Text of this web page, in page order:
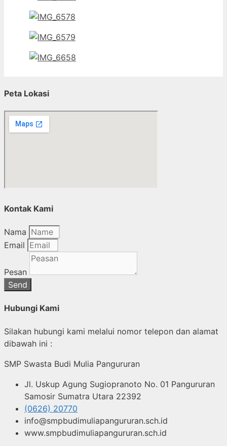
Peta Lokasi
Kontak Kami
Nama
Email
Pesan
Send
Hubungi Kami
Silakan hubungi kami melalui nomor telepon dan alamat
dibawah ini :
SMP Swasta Budi Mulia Pangururan
Jl. Uskup Agung Sugiopranoto No. 01 Pangururan
Samosir Sumatra Utara 22392
(0626) 20770
info@smpbudimuliapangururan.sch.id
www.smpbudimuliapangururan.sch.id